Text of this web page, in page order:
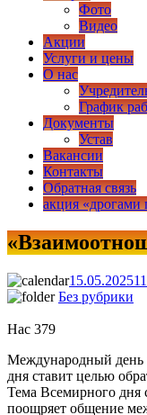
Фото
Видео
Акции
Услуги и цены
О нас
График
Документы
Устав
Вакансии
Контакты
Обратная связь
акция «дрогами
МЦНТ и Д
15.05.2025
Без рубрики
Нас 379
Международный день
дня ставит целью
Тема Всемирного дня
поощряет общение